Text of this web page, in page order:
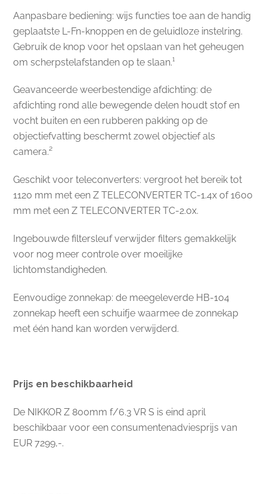
Aanpasbare bediening: wijs functies toe aan de handig
geplaatste L-Fn-knoppen en de geluidloze instelring.
Gebruik de knop voor het opslaan van het geheugen
om scherpstelafstanden op te slaan.¹
Geavanceerde weerbestendige afdichting: de
afdichting rond alle bewegende delen houdt stof en
vocht buiten en een rubberen pakking op de
objectiefvatting beschermt zowel objectief als
camera.²
Geschikt voor teleconverters: vergroot het bereik tot
1120 mm met een Z TELECONVERTER TC-1.4x of 1600
mm met een Z TELECONVERTER TC-2.0x.
Ingebouwde filtersleuf verwijder filters gemakkelijk
voor nog meer controle over moeilijke
lichtomstandigheden.
Eenvoudige zonnekap: de meegeleverde HB-104
zonnekap heeft een schuifje waarmee de zonnekap
met één hand kan worden verwijderd.
Prijs en beschikbaarheid
De NIKKOR Z 800mm f/6.3 VR S is eind april
beschikbaar voor een consumentenadviesprijs van
EUR 7299,-.